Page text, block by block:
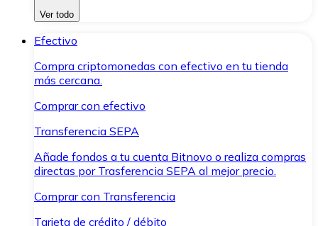
Ver todo
Efectivo
Compra criptomonedas con efectivo en tu tienda
más cercana.
Comprar con efectivo
Transferencia SEPA
Añade fondos a tu cuenta Bitnovo o realiza compras
directas por Trasferencia SEPA al mejor precio.
Comprar con Transferencia
Tarjeta de crédito / débito